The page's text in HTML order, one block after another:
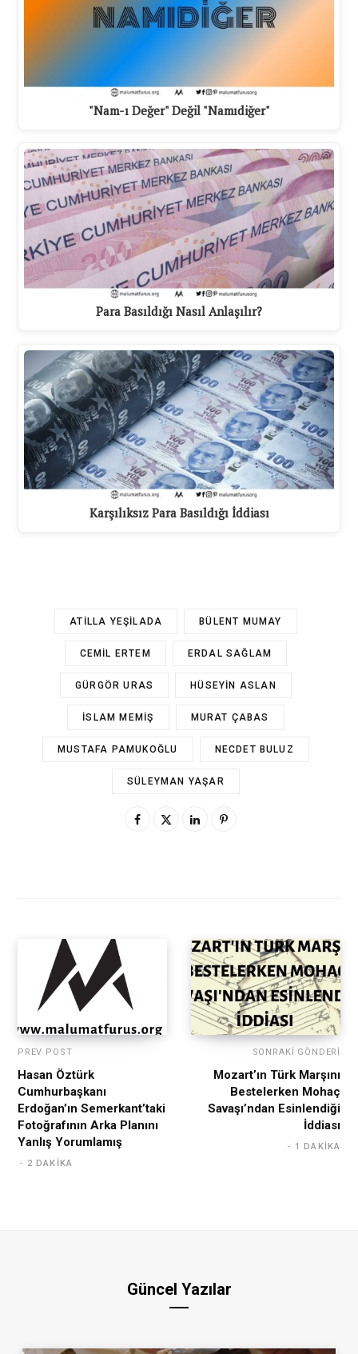
"Nam-ı Değer" Değil "Namıdiğer"
Para Basıldığı Nasıl Anlaşılır?
Karşılıksız Para Basıldığı İddiası
ATILLA YEŞILADA BÜLENT MUMAY
CEMIL ERTEM ERDAL SAĞLAM
GÜRGÖR URAS HÜSEYIN ASLAN
İSLAM MEMIŞ MURAT ÇABAS
MUSTAFA PAMUKOĞLU NECDET BULUZ
SÜLEYMAN YAŞAR
PREV POST
Hasan Öztürk
Cumhurbaşkanı
Erdoğan’ın Semerkant’taki
Fotoğrafının Arka Planını
Yanlış Yorumlamış
2 DAKIKA
SONRAKI GÖNDERI
Mozart’ın Türk Marşını
Bestelerken Mohaç
Savaşı’ndan Esinlendiği
İddiası
1 DAKIKA
Güncel Yazılar